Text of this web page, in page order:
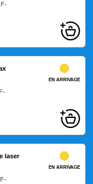
EN ARRIVAGE
laser
EN ARRIVAGE